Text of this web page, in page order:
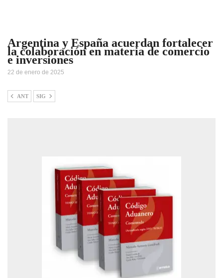
Argentina y España acuerdan fortalecer
la colaboración en materia de comercio
e inversiones
22 de enero de 2025
ANT SIG